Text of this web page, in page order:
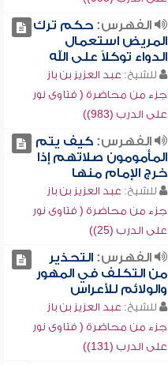
الفهرس:حكم ترك
المريض استعمال
الدواء توكلاً على الله
للشيخ: عبد العزيز بن باز
جزء من محاضرة ( فتاوى نور
على الدرب (983))
الفهرس:كيف يتم
المأمومون صلاتهم إذا
خرج الإمام منها
للشيخ: عبد العزيز بن باز
جزء من محاضرة ( فتاوى نور
على الدرب (25))
الفهرس:التحذير
من التكلف في المهور
والولائم للأعراس
للشيخ: عبد العزيز بن باز
جزء من محاضرة ( فتاوى نور
على الدرب (131))